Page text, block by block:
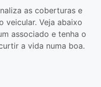
as coberturas e
veicular. Veja abaixo
associado e tenha o
a vida numa boa.